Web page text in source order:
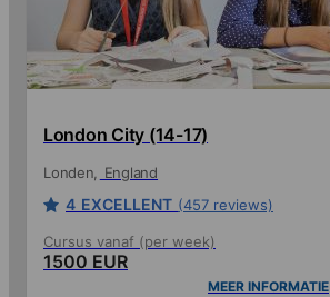
London City (14-17)
Londen England
4 EXCELLENT (457 reviews)
Cursus vanaf (per week)
1500 EUR
MEER INFORMATIE